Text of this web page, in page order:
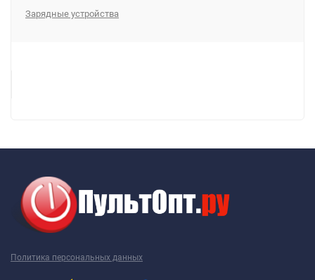
Зарядные устройства
Политика персональных данных